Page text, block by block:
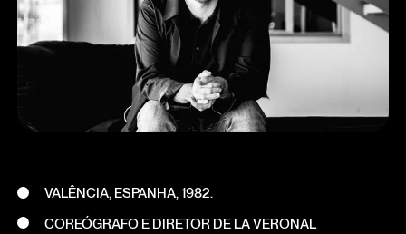
VALÊNCIA, ESPANHA, 1982.
COREÓGRAFO E DIRETOR DE LA VERONAL